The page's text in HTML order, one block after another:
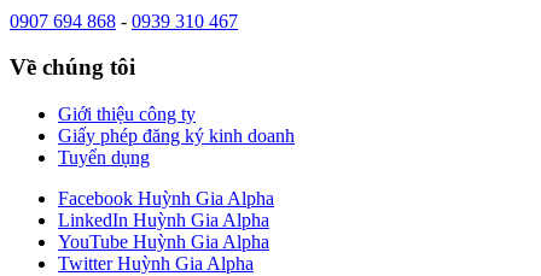
0907 694 868 - 0939 310 467
Về chúng tôi
Giới thiệu công ty
Giấy phép đăng ký kinh doanh
Tuyển dụng
Facebook Huỳnh Gia Alpha
LinkedIn Huỳnh Gia Alpha
YouTube Huỳnh Gia Alpha
Twitter Huỳnh Gia Alpha